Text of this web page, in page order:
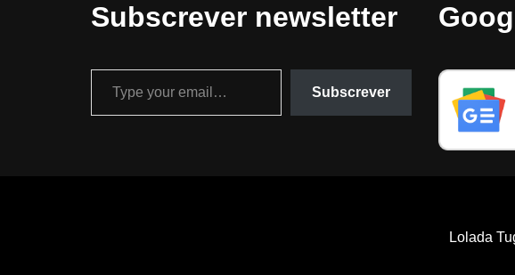
Subscrever newsletter
Subscrever
Lolada